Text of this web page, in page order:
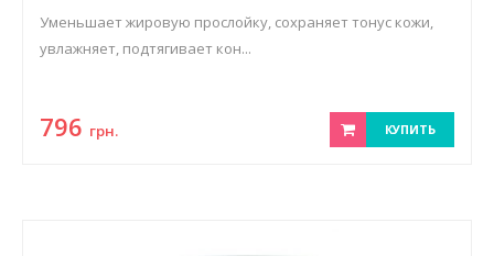
Уменьшает жировую прослойку, сохраняет тонус кожи,
увлажняет, подтягивает кон...
796 грн. КУПИТЬ